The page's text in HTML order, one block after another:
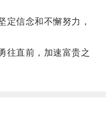
信念和不懈努力，
直前，加速富贵之